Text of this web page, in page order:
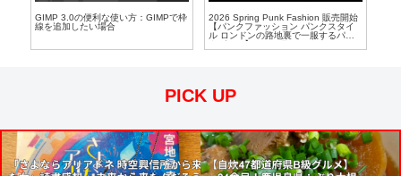
GIMP 3.0の便利な使い方：GIMPで枠
線を追加したい場合
2026 Spring Punk Fashion 販売開始
【パンクファッション パンクスタイ
ル ロンドンの路地裏で一服するパン
クガール】フルカラー
PICK UP